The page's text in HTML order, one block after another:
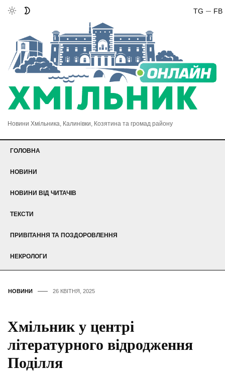
FB
TG
Новини Хмільника, Калинівки, Козятина та громад району
ГОЛОВНА
НОВИНИ
НОВИНИ ВІД ЧИТАЧІВ
ТЕКСТИ
ПРИВІТАННЯ ТА ПОЗДОРОВЛЕННЯ
НЕКРОЛОГИ
НОВИНИ 26 КВІТНЯ, 2025
Хмільник у центрі
літературного відродження
Поділля